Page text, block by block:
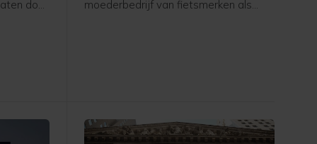
door
moederbedrijf van fietsmerken als
hun baan, inkomen en toekomst, aldus
de grootste vakbond van Nederland.